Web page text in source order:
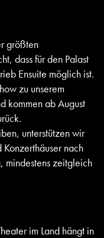
größten
dass für den Palast
Ensuite möglich ist.
zu unserem
kommen ab August
unterstützen wir
nach
mindestens zeitgleich
im Land hängt in